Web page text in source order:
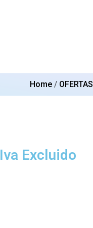
Home/ OFERTAS
Iva Excluido